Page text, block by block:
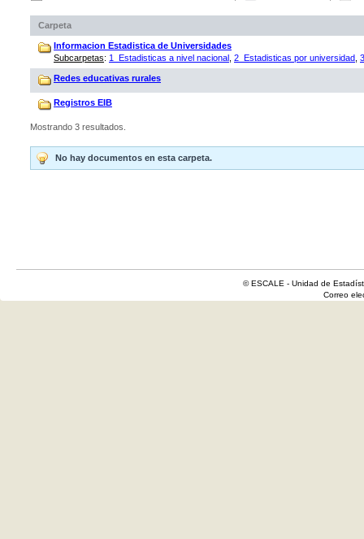
Carpeta
Informacion Estadistica de Universidades
Subcarpetas: 1_Estadisticas a nivel nacional 2_Estadisticas por universidad
Redes educativas rurales
Registros EIB
Mostrando 3 resultados.
No hay documentos en esta carpeta.
© ESCALE - Unidad de
Correo